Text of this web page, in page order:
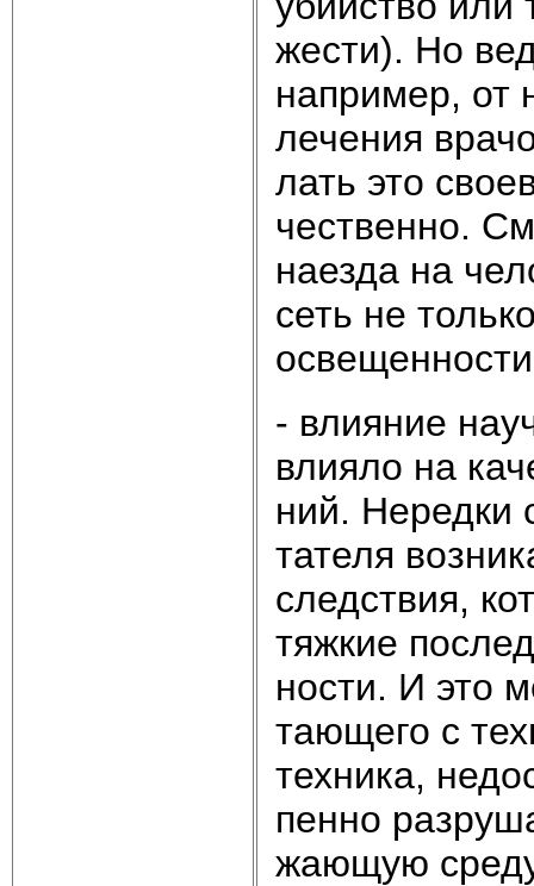
же­сти). Но
на­при­мер, от
ле­че­ния
лать это
че­ст­вен­но.
на­ез­да на
сеть не
- влия­ние
влия­ло на
ний. Не­ред­ки
та­те­ля
след­ст­вия,
тяж­кие
но­сти. И это
таю­ще­го с
тех­ни­ка,
пен­но
жаю­щую